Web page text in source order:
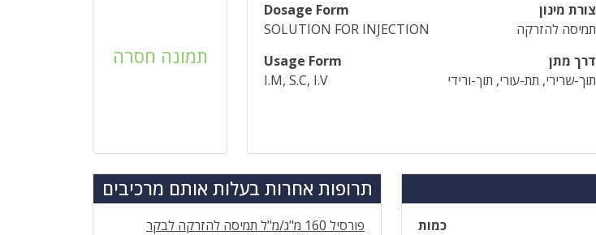
צורת מינון
Dosage Form
תמיסה להזרקה
SOLUTION FOR INJECTION
דרך מתן
Usage Form
תוך-שרירי, תת-עורי, תוך-ורידי
I.M, S.C, I.V
תמונה חסרה
כמות
תרופות אחרות בעלות אותם מרכיבים
פורסיל 160 מ"ג/מ"ל תמיסה להזרקה לבקר